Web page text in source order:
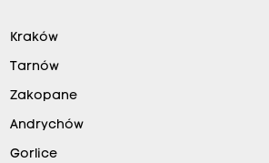
Kraków
Tarnów
Zakopane
Andrychów
Gorlice